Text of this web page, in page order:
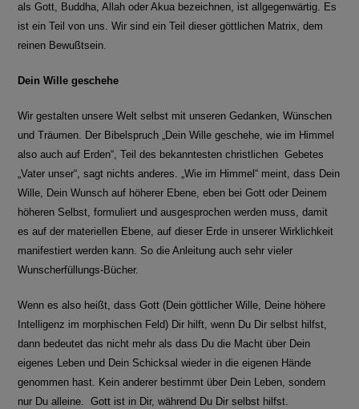
als Gott, Buddha, Allah oder Akua bezeichnen, ist allgegenwärtig. Es
ist ein Teil von uns. Wir sind ein Teil dieser göttlichen Matrix, dem
reinen Bewußtsein.
Dein Wille geschehe
Wir gestalten unsere Welt selbst mit unseren Gedanken, Wünschen
und Träumen. Der Bibelspruch „Dein Wille geschehe, wie im Himmel
also auch auf Erden“, Teil des bekanntesten christlichen Gebetes
„Vater unser“, sagt nichts anderes. „Wie im Himmel“ meint, dass Dein
Wille, Dein Wunsch auf höherer Ebene, eben bei Gott oder Deinem
höheren Selbst, formuliert und ausgesprochen werden muss, damit
es auf der materiellen Ebene, auf dieser Erde in unserer Wirklichkeit
manifestiert werden kann. So die Anleitung auch sehr vieler
Wunscherfüllungs-Bücher.
Wenn es also heißt, dass Gott (Dein göttlicher Wille, Deine höhere
Intelligenz im morphischen Feld) Dir hilft, wenn Du Dir selbst hilfst,
dann bedeutet das nicht mehr als dass Du die Macht über Dein
eigenes Leben und Dein Schicksal wieder in die eigenen Hände
genommen hast. Kein anderer bestimmt über Dein Leben, sondern
nur Du alleine. Gott ist in Dir, während Du Dir selbst hilfst.